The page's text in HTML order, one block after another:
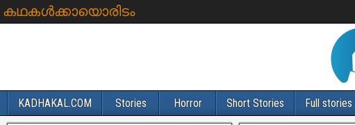
കഥകൾക്കായൊരിടം
KADHAKAL.COM Stories Horror Short Stories Full stories